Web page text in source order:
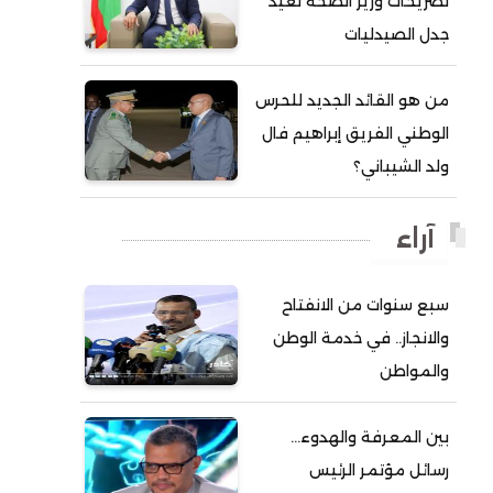
أحمد ولد آبه
أحمد ولد الديه
أحمد ولد السالك
أحمد ولد باهيه
أحمد ولد داداه
أحمد ولد علال
أحمد ولد محمد ديدي
أحمد ولد يحيى
جدل الصيدليات
من هو القائد الجديد للحرس
الوطني الفريق إبراهيم فال
ولد الشيباني؟
آراء
سبع سنوات من الانفتاح
والانجاز.. في خدمة الوطن
والمواطن
بين المعرفة والهدوء…
رسائل مؤتمر الرئيس